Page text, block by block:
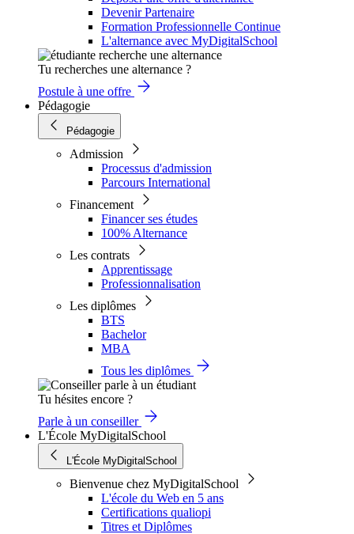
Devenir Partenaire
Formation Professionnelle Continue
L'alternance avec MyDigitalSchool
Tu recherches une alternance ?
Postule à une offre
Pédagogie
Pédagogie
Admission
Processus d'admission
Parcours International
Financement
Financer ses études
100% Alternance
Les contrats
Apprentissage
Professionnalisation
Les diplômes
BTS
Bachelor
MBA
Tous les diplômes
Tu hésites encore ?
Parle à un conseiller
L'École MyDigitalSchool
L'École MyDigitalSchool
Bienvenue chez MyDigitalSchool
L'école du Web en 5 ans
Certifications qualiopi
Titres et Diplômes